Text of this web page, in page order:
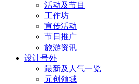
活动及节目
工作坊
宣传活动
节日推广
旅游资讯
设计号外
最新及人气一览
元创领域